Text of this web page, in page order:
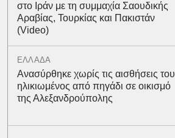
στο Ιράν με τη συμμαχία Σαουδικής
Αραβίας, Τουρκίας και Πακιστάν
(Video)
ΕΛΛΑΔΑ
Ανασύρθηκε χωρίς τις αισθήσεις του
ηλικιωμένος από πηγάδι σε οικισμό
της Αλεξανδρούπολης